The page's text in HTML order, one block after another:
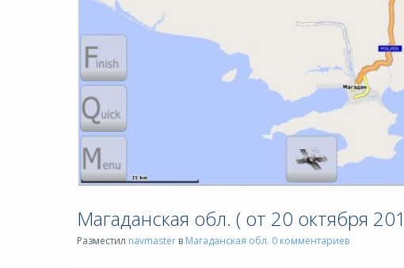
Магаданская обл. ( от 20 октября
Разместил navmaster в Магаданская обл. 0 комментариев